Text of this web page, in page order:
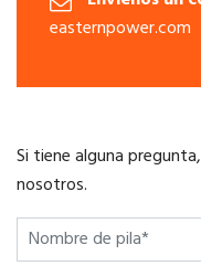
easternpower.com
Si tiene alguna
nosotros.